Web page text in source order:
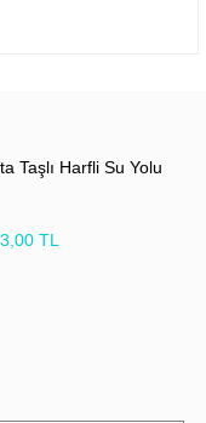
Taşlı Harfli Su Yolu
TL